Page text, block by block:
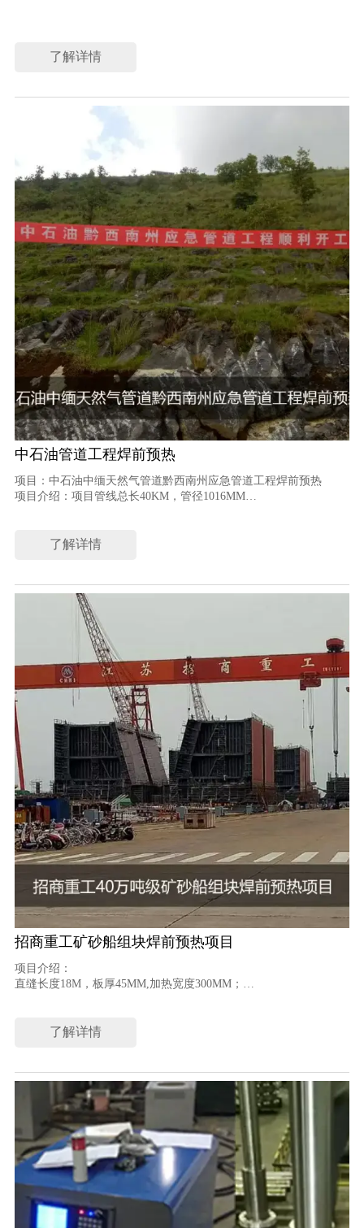
了解详情
中石油管道工程焊前预热
项目：中石油中缅天然气管道黔西南州应急管道工程焊前预热
项目介绍：项目管线总长40KM，管径1016MM
了解详情
招商重工矿砂船组块焊前预热项目
项目介绍：
直缝长度18M，板厚45MM,加热宽度300MM；
了解详情